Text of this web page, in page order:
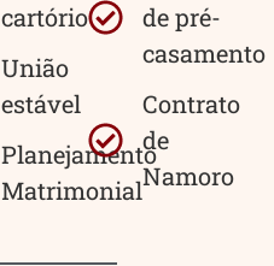
cartório
União
estável
Planejamento
Matrimonial
de pré-
casamento
Contrato
de
Namoro